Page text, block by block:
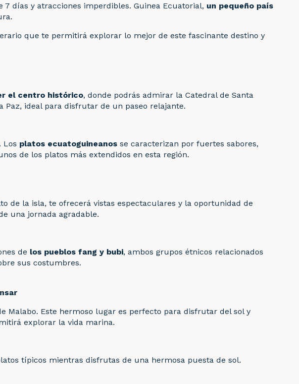
7 días y atracciones imperdibles. Guinea Ecuatorial, un pequeño país
que te permitirá explorar lo mejor de este fascinante destino y
el centro histórico, donde podrás admirar la Catedral de Santa
ideal para disfrutar de un paseo relajante.
Los platos ecuatoguineanos se caracterizan por fuertes sabores,
de los platos más extendidos en esta región.
de la isla, te ofrecerá vistas espectaculares y la oportunidad de
una jornada agradable.
de los pueblos fang y bubi, ambos grupos étnicos relacionados
sus costumbres.
Malabo. Este hermoso lugar es perfecto para disfrutar del sol y
explorar la vida marina.
típicos mientras disfrutas de una hermosa puesta de sol.